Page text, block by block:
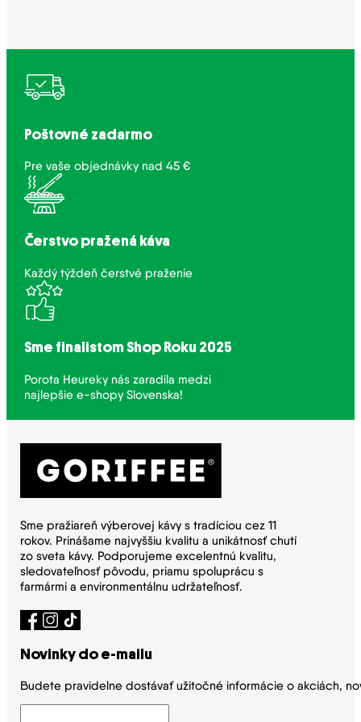
Poštovné zadarmo
Pre vaše objednávky nad 45 €
Čerstvo pražená káva
Každý týždeň čerstvé praženie
Sme finalistom Shop Roku 2025
Porota Heureky nás zaradila medzi
najlepšie e-shopy Slovenska!
Sme pražiareň výberovej kávy s tradíciou cez 11
rokov. Prinášame najvyššiu kvalitu a unikátnosť chutí
zo sveta kávy. Podporujeme excelentnú kvalitu,
sledovateľnosť pôvodu, priamu spoluprácu s
farmármi a environmentálnu udržateľnosť.
Novinky do e-mailu
Budete pravidelne dostávať užitočné informácie o akciách,